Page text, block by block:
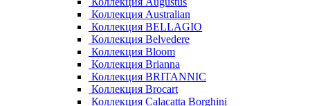
Коллекция Australian
Коллекция BELLAGIO
Коллекция Belvedere
Коллекция Bloom
Коллекция Brianna
Коллекция BRITANNIC
Коллекция Brocart
Коллекция Calacatta Borghini